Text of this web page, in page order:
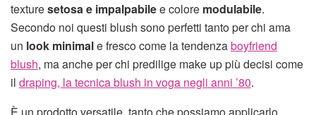
texturesetosa e impalpabilee colore modulabile.
Secondo noi questi blush sono perfetti tanto per chi ama
un look minimale fresco come la tendenzaboyfriend
blush, ma anche per chi predilige make up più decisi come
il draping, la tecnica blush in voga negli anni ’80.